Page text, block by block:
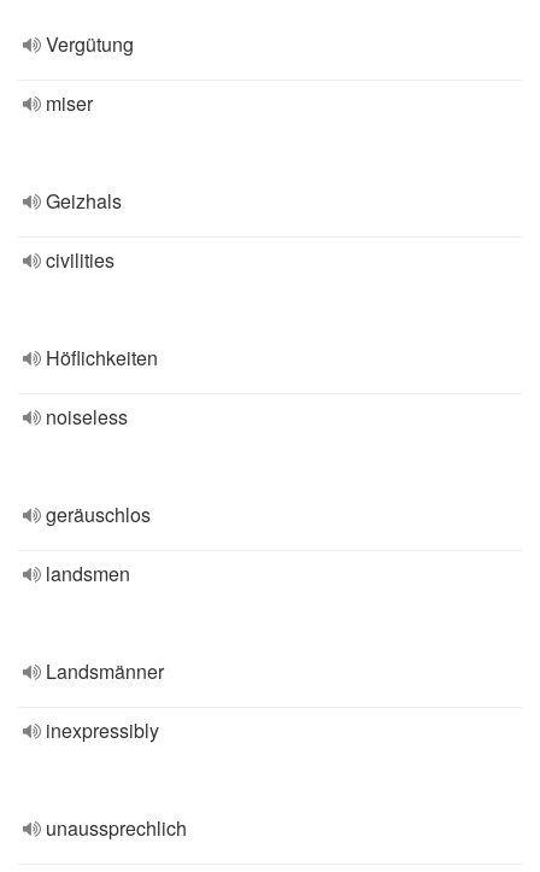
Vergütung
miser
Geizhals
civilities
Höflichkeiten
noiseless
geräuschlos
landsmen
Landsmänner
inexpressibly
unaussprechlich